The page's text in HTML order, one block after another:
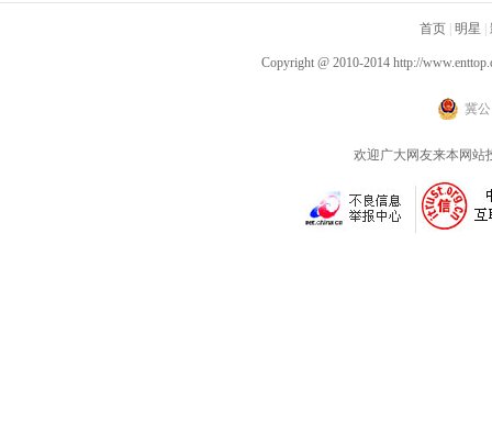
冬
同盟
首页 明星
Copyright @ 2010-2014 http://
冀公
欢迎广大网友来本网站